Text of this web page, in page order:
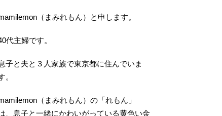
（まみれもん）と申します。
代主婦です。
子と夫と３人家族で東京都に住んでいま
。
（まみれもん）の「れもん」
、息子と一緒にかわいがっている黄色い金